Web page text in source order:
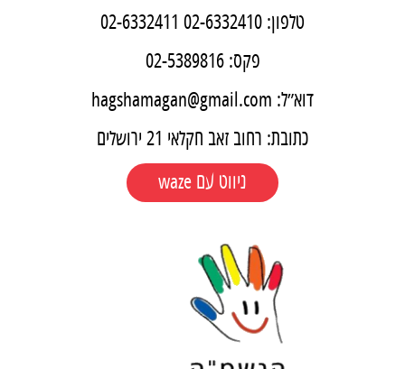
טלפון: 02-6332410
02-6332411
פקס: 02-5389816
דוא״ל: hagshamagan@gmail.com
כתובת: רחוב זאב חקלאי 21 ירושלים
ניווט עם waze